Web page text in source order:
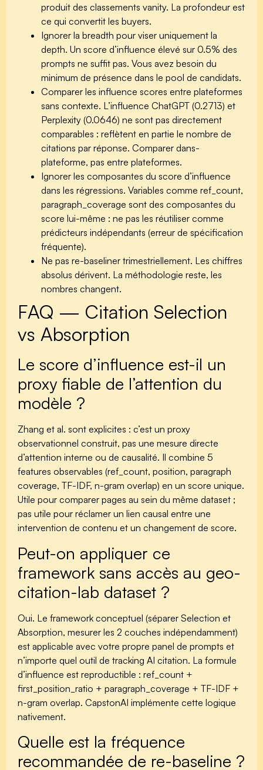
produit des classements vanity. La profondeur est
ce qui convertit les buyers.
Ignorer la breadth pour viser uniquement la
depth. Un score d’influence élevé sur 0.5% des
prompts ne suffit pas. Vous avez besoin du
minimum de présence dans le pool de candidats.
Comparer les influence scores entre plateformes
sans contexte. L’influence ChatGPT (0.2713) et
Perplexity (0.0646) ne sont pas directement
comparables : reflètent en partie le nombre de
citations par réponse. Comparer dans-
plateforme, pas entre plateformes.
Ignorer les composantes du score d’influence
dans les régressions. Variables comme ref_count,
paragraph_coverage sont des composantes du
score lui-même : ne pas les réutiliser comme
prédicteurs indépendants (erreur de spécification
fréquente).
Ne pas re-baseliner trimestriellement. Les chiffres
absolus dérivent. La méthodologie reste, les
nombres changent.
FAQ — Citation Selection
vs Absorption
Le score d’influence est-il un
proxy fiable de l’attention du
modèle ?
Zhang et al. sont explicites : c’est un proxy
observationnel construit, pas une mesure directe
d’attention interne ou de causalité. Il combine 5
features observables (ref_count, position, paragraph
coverage, TF-IDF, n-gram overlap) en un score unique.
Utile pour comparer pages au sein du même dataset ;
pas utile pour réclamer un lien causal entre une
intervention de contenu et un changement de score.
Peut-on appliquer ce
framework sans accès au geo-
citation-lab dataset ?
Oui. Le framework conceptuel (séparer Selection et
Absorption, mesurer les 2 couches indépendamment)
est applicable avec votre propre panel de prompts et
n’importe quel outil de tracking AI citation. La formule
d’influence est reproductible : ref_count +
first_position_ratio + paragraph_coverage + TF-IDF +
n-gram overlap. CapstonAI implémente cette logique
nativement.
Quelle est la fréquence
recommandée de re-baseline ?